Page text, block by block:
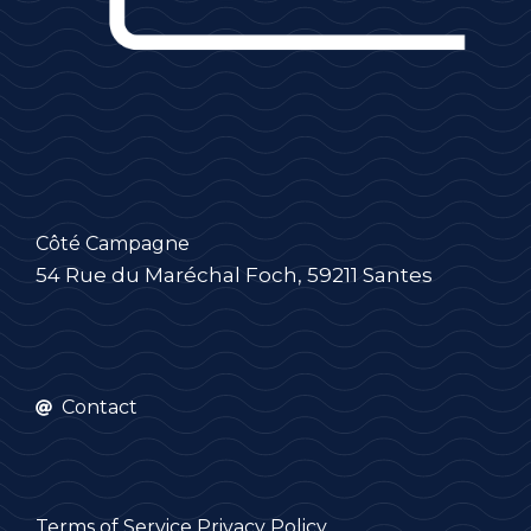
Côté Campagne
54 Rue du Maréchal Foch, 59211 Santes
Contact